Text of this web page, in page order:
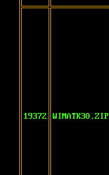
19372 WIMATK30.ZIP